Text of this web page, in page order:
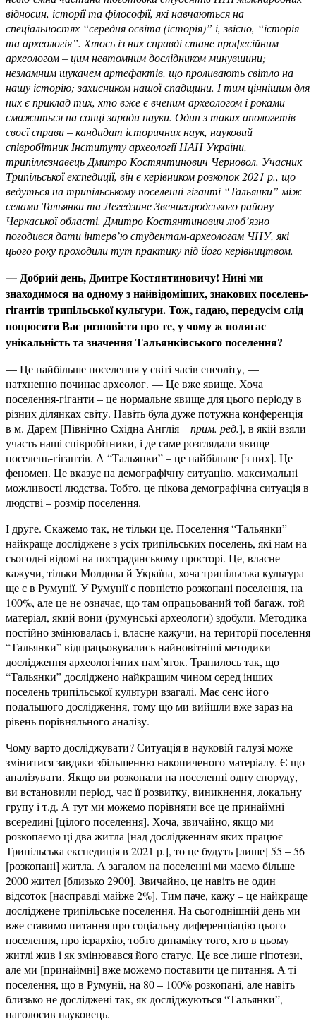
відносин, історії та філософії, які навчаються на
спеціальностях “середня освіта (історія)” і, звісно, “історія
та археологія”. Хтось із них справді стане професійним
археологом – цим невтомним дослідником минувшини;
незламним шукачем артефактів, що проливають світло на
нашу історію; захисником нашої спадщини. І тим ціннішим для
них є приклад тих, хто вже є вченим-археологом і роками
смажиться на сонці заради науки. Один з таких апологетів
своєї справи – кандидат історичних наук, науковий
співробітник Інституту археології НАН України,
трипіллєзнавець Дмитро Костянтинович Черновол. Учасник
Трипільської експедиції, він є керівником розкопок 2021 р., що
ведуться на трипільському поселенні-гіганті “Тальянки” між
селами Тальянки та Легедзине Звенигородського району
Черкаської області. Дмитро Костянтинович люб’язно
погодився дати інтерв’ю студентам-археологам ЧНУ, які
цього року проходили тут практику під його керівництвом.
— ­Добрий день, Дмитре Костянтиновичу! Нині ми
знаходимося на одному з найвідоміших, знакових поселень-
гігантів трипільської культури. Тож, гадаю, передусім слід
попросити Вас розповісти про те, у чому ж полягає
унікальність та значення Тальянківського поселення?
— Це н­айбільше поселення у світі часів енеоліту, —
натхненно починає археолог. — Це вже явище. Хоча
поселення-гіганти – це нормальне явище для цього періоду в
різних ділянках світу. Навіть була дуже потужна конференція
в м. Дарем [Північно-Східна Англія –прим. ред.], в якій взяли
участь наші співробітники, і де саме розглядали явище
поселень-гігантів. А “Тальянки” – це найбільше [з них]. Це
феномен. Це вказує на демографічну ситуацію, максимальні
можливості людства. Тобто, це пікова демографічна ситуація в
людстві – розмір поселення.
І друге. Скажемо так, не тільки це. Поселення “Тальянки”
найкраще досліджене з усіх трипільських поселень, які нам на
сьогодні відомі на пострадянському просторі. Це, власне
кажучи, тільки Молдова й Україна, хоча трипільська культура
ще є в Румунії. У Румунії є повністю розкопані поселення, на
100%, але це не означає, що там опрацьований той багаж, той
матеріал, який вони (румунські археологи) здобули. Методика
постійно змінювалась і, власне кажучи, на території поселення
“Тальянки” відпрацьовувались найновітніші методики
дослідження археологічних пам’яток. Трапилось так, що
“Тальянки” досліджено найкращим чином серед інших
поселень трипільської культури взагалі. Має сенс його
подальшого дослідження, тому що ми вийшли вже зараз на
рівень порівняльного аналізу.
Чому варто досліджувати? Ситуація в науковій галузі може
змінитися завдяки збільшенню накопиченого матеріалу. Є що
аналізувати. Якщо ви розкопали на поселенні одну споруду,
ви встановили період, час її розвитку, виникнення, локальну
групу і т.д. А тут ми можемо порівняти все це принаймні
всередині [цілого поселення]. Хоча, звичайно, якщо ми
розкопаємо ці два житла [над дослідженням яких працює
Трипільська експедиція в 2021 р.], то це будуть [лише] 55 – 56
[розкопані] житла. А загалом на поселенні ми маємо більше
2000 жител [близько 2900]. Звичайно, це навіть не один
відсоток [насправді майже 2%]. Тим паче, кажу – це найкраще
досліджене трипільське поселення. На сьогоднішній день ми
вже ставимо питання про соціальну диференціацію цього
поселення, про ієрархію, тобто динаміку того, хто в цьому
житлі жив і як змінювався його статус. Це все лише гіпотези,
але ми [принаймні] вже можемо поставити це питання. А ті
поселення, що в Румунії, на 80 – 100% розкопані, але навіть
близько не досліджені так, як досліджуються “Тальянки”, —
наголосив науковець.